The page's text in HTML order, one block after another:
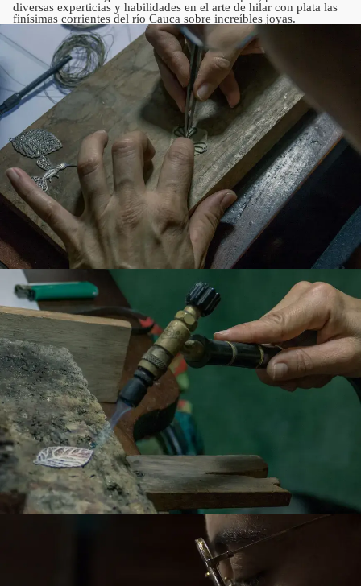
diversas experticias y habilidades en el arte de hilar con plata las
finísimas corrientes del río Cauca sobre increíbles joyas.